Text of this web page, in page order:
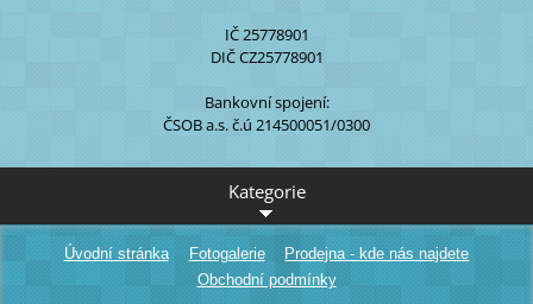
IČ 25778901
DIČ CZ25778901
Bankovní spojení:
ČSOB a.s. č.ú 214500051/0300
Kategorie
Úvodní stránka Fotogalerie
Prodejna - kde nás najdete
Obchodní podmínky